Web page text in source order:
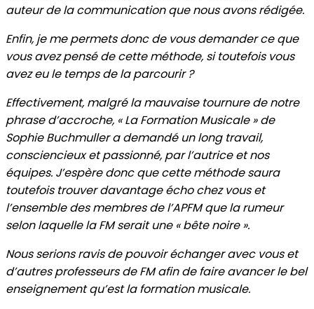
auteur de la communication que nous avons rédigée.
Enfin, je me permets donc de vous demander ce que
vous avez pensé de cette méthode, si toutefois vous
avez eu le temps de la parcourir ?
Effectivement, malgré la mauvaise tournure de notre
phrase d’accroche, « La Formation Musicale » de
Sophie Buchmuller a demandé un long travail,
consciencieux et passionné, par l’autrice et nos
équipes. J’espère donc que cette méthode saura
toutefois trouver davantage écho chez vous et
l’ensemble des membres de l’APFM que la rumeur
selon laquelle la FM serait une « bête noire ».
Nous serions ravis de pouvoir échanger avec vous et
d’autres professeurs de FM afin de faire avancer le bel
enseignement qu’est la formation musicale.